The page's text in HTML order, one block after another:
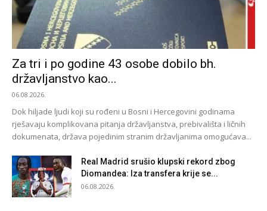
Za tri i po godine 43 osobe dobilo bh.
državljanstvo kao...
06.08.2026.
Dok hiljade ljudi koji su rođeni u Bosni i Hercegovini godinama
rješavaju komplikovana pitanja državljanstva, prebivališta i ličnih
dokumenata, država pojedinim stranim državljanima omogućava...
Real Madrid srušio klupski rekord zbog
Diomandea: Iza transfera krije se...
06.08.2026.